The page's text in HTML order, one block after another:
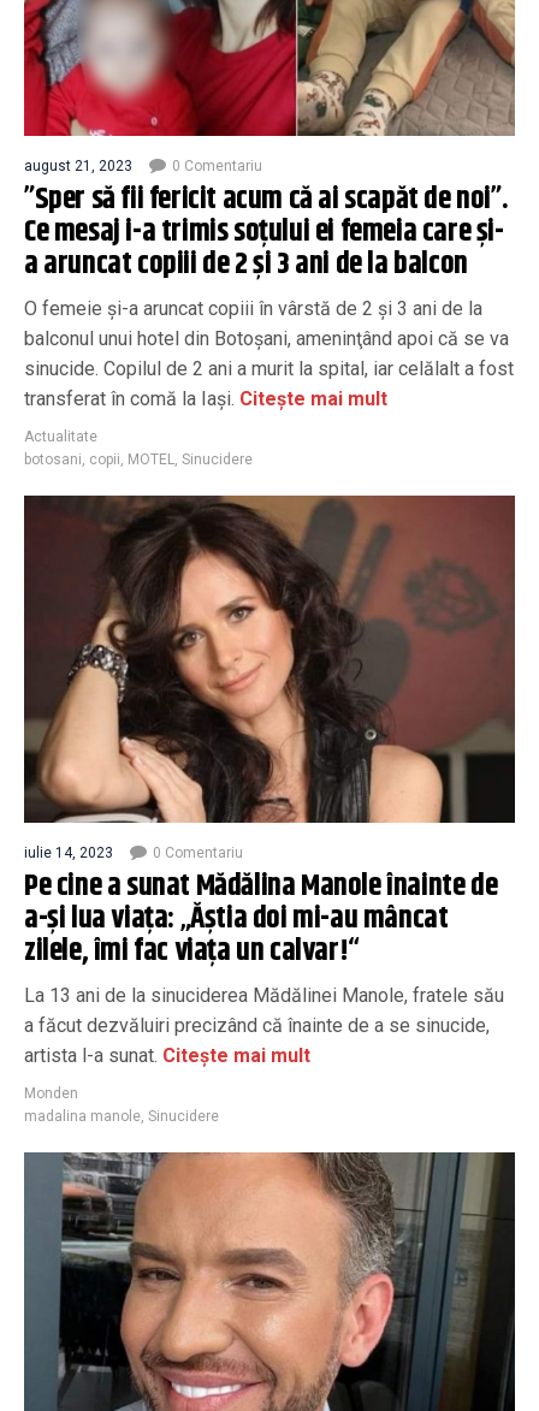
august 21, 2023 0 Comentariu
”Sper să fii fericit acum că ai scapăt de noi”.
Ce mesaj i-a trimis soțului ei femeia care și-
a aruncat copiii de 2 și 3 ani de la balcon
O femeie şi-a aruncat copiii în vârstă de 2 și 3 ani de la
balconul unui hotel din Botoșani, ameninţând apoi că se va
sinucide. Copilul de 2 ani a murit la spital, iar celălalt a fost
transferat în comă la Iaşi. Citește mai mult
Actualitate
botosani copii MOTEL Sinucidere
iulie 14, 2023 0 Comentariu
Pe cine a sunat Mădălina Manole înainte de
a-și lua viața: „Ăștia doi mi-au mâncat
zilele, îmi fac viața un calvar!“
La 13 ani de la sinuciderea Mădălinei Manole, fratele său
a făcut dezvăluiri precizând că înainte de a se sinucide,
artista l-a sunat. Citește mai mult
Monden
madalina manole Sinucidere